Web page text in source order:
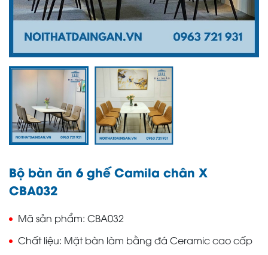
Bộ bàn ăn 6 ghế Camila chân X
CBA032
Mã sản phẩm CBA032
Chất liệu Mặt bàn làm bằng đá Ceramic cao cấp